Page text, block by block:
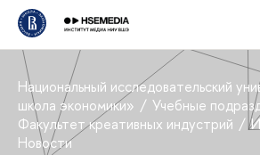
Национальный исследовательский
школа экономики»
Учебные
Факультет креативных индустрий
Новости